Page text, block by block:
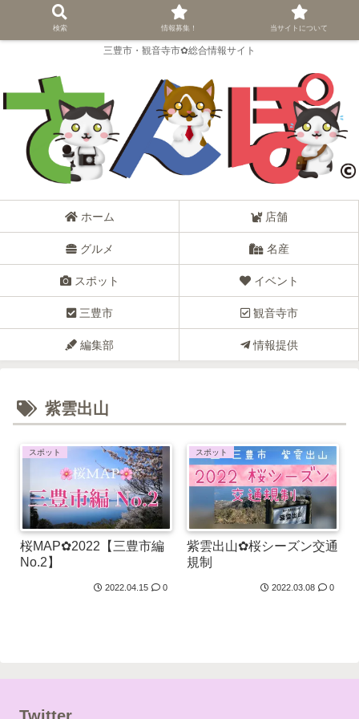
三豊市・観音寺市✿総合情報サイト
ホーム 店舗
グルメ 名産
スポット イベント
三豊市 観音寺市
編集部 情報提供
紫雲出山
スポット
桜MAP✿2022【三豊市編
No.2】
2022.04.15 0
スポット
紫雲出山✿桜シーズン交通
規制
2022.03.08 0
Twitter
検索 情報募集！ 当サイトについて